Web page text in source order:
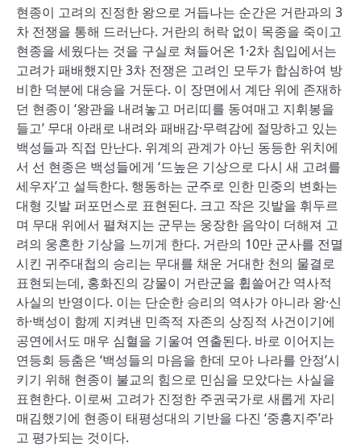
현종이 고려의 진정한 왕으로 거듭나는 순간은 거란과의 3
차 전쟁을 통해 드러난다. 거란의 허락 없이 목종을 죽이고
현종을 세웠다는 것을 구실로 쳐들어온 1·2차 침입에서는
고려가 패배했지만 3차 전쟁은 고려인 모두가 합심하여 방
비한 덕분에 대승을 거둔다. 이 장면에서 계단 위에 존재하
던 현종이 ‘왕관을 내려놓고 머리띠를 동여매고 지휘봉을
들고’ 무대 아래로 내려와 패배감·무력감에 절망하고 있는
백성들과 직접 만난다. 위계의 관계가 아닌 동등한 위치에
서 선 현종은 백성들에게 ‘드높은 기상으로 다시 새 고려를
세우자’고 설득한다. 행동하는 군주로 인한 민중의 변화는
대형 깃발 퍼포먼스로 표현된다. 크고 작은 깃발을 휘두르
며 무대 위에서 펼쳐지는 군무는 웅장한 음악이 더해져 고
려의 웅혼한 기상을 느끼게 한다. 거란의 10만 군사를 전멸
시킨 귀주대첩의 승리는 무대를 채운 거대한 천의 물결로
표현되는데, 홍화진의 강물이 거란군을 휩쓸어간 역사적
사실의 반영이다. 이는 단순한 승리의 역사가 아니라 왕·신
하·백성이 함께 지켜낸 민족적 자존의 상징적 사건이기에
공연에서도 매우 심혈을 기울여 연출된다. 바로 이어지는
연등회 등춤은 ‘백성들의 마음을 한데 모아 나라를 안정’시
키기 위해 현종이 불교의 힘으로 민심을 모았다는 사실을
표현한다. 이로써 고려가 진정한 주권국가로 새롭게 자리
매김했기에 현종이 태평성대의 기반을 다진 ‘중흥지주’라
고 평가되는 것이다.